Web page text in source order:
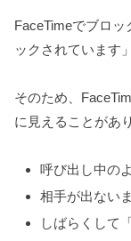
FaceTimeでブロ
ックされています
そのため、
に見えることがあ
呼び出し中の
相手が出ない
しばらくして